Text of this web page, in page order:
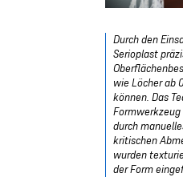
Durch den
Serioplast
wie Löcher ab
können. Das
durch
kritischen
wurden
der Form